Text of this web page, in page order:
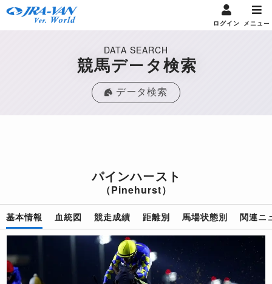
ログイン メニュー
DATA SEARCH
競馬データ検索
データ検索
パインハースト
（Pinehurst）
基本情報 血統図 競走成績 距離別 馬場状態別 関連ニ